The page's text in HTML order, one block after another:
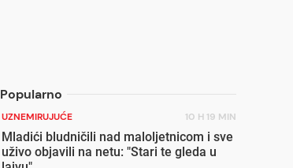
Popularno
UZNEMIRUJUĆE 10 H 19 MIN
Mladići bludničili nad maloljetnicom i sve
uživo objavili na netu: "Stari te gleda u